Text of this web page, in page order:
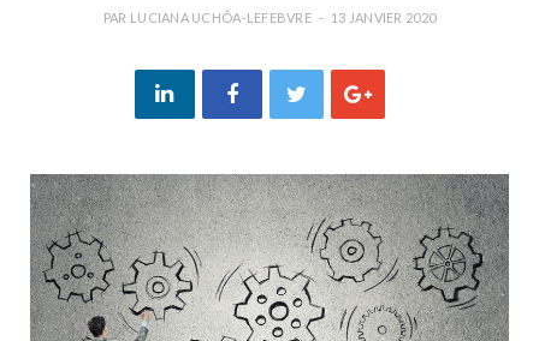
PAR LUCIANA UCHÔA-LEFEBVRE 13 JANVIER 2020